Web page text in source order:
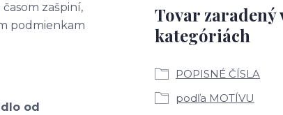
zašpiní,
podmienkam
od
Tovar zaradený
kategóriách
POPISNÉ ČÍSLA
podľa MOTÍVU